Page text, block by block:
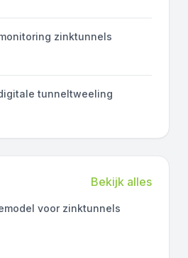
zinktunnels
tunneltweeling
Bekijk alles
voor zinktunnels